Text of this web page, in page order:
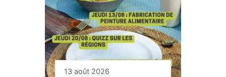
13 août 2026